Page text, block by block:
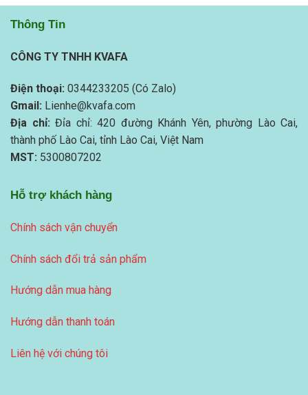
Thông Tin
CÔNG TY TNHH KVAFA
Điện thoại: 0344233205 (Có Zalo)
Gmail: Lienhe@kvafa.com
Địa chỉ: Đỉa chỉ: 420 đường Khánh Yên, phường Lào Cai,
thành phố Lào Cai, tỉnh Lào Cai, Việt Nam
MST: 5300807202
Hỗ trợ khách hàng
Chính sách vận chuyển
Chính sách đổi trả sản phẩm
Hướng dẫn mua hàng
Hướng dẫn thanh toán
Liên hệ với chúng tôi